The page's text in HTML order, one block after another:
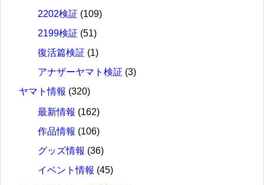
2202検証 (109)
2199検証 (51)
復活篇検証 (1)
アナザーヤマト検証 (3)
ヤマト情報 (320)
最新情報 (162)
作品情報 (106)
グッズ情報 (36)
イベント情報 (45)